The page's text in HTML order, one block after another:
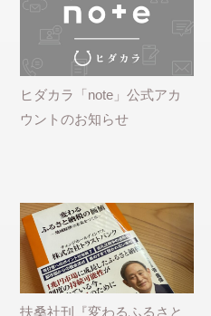
ヒダカラ「note」公式アカ
ウントのお知らせ
扶桑社刊『変わるふるさと